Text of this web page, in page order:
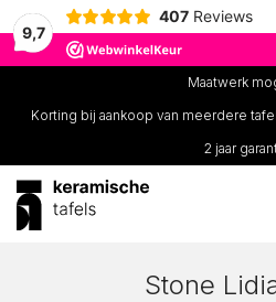
9,7
407 Reviews
Maatwerk
Korting bij aankoop van meerdere
2 jaar
Stone